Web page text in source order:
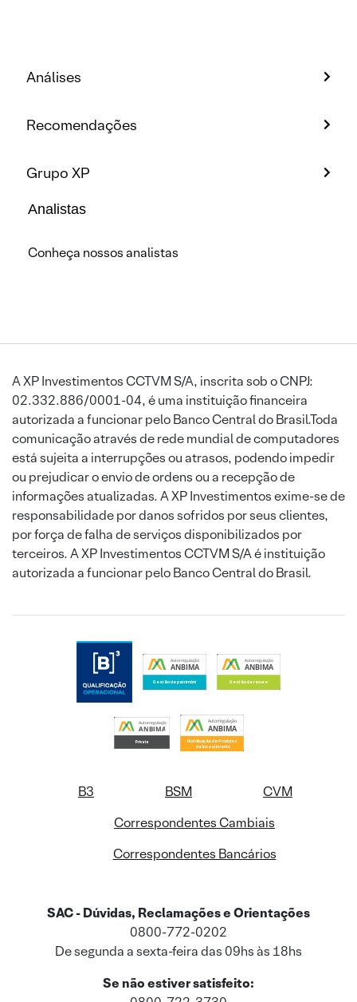
Análises
Recomendações
Grupo XP
Analistas
Conheça nossos analistas
A XP Investimentos CCTVM S/A, inscrita sob o CNPJ:
02.332.886/0001-04, é uma instituição financeira
autorizada a funcionar pelo Banco Central do Brasil.Toda
comunicação através de rede mundial de computadores
está sujeita a interrupções ou atrasos, podendo impedir
ou prejudicar o envio de ordens ou a recepção de
informações atualizadas. A XP Investimentos exime-se de
responsabilidade por danos sofridos por seus clientes,
por força de falha de serviços disponibilizados por
terceiros. A XP Investimentos CCTVM S/A é instituição
autorizada a funcionar pelo Banco Central do Brasil.
B3 BSM
CVM
Correspondentes Cambiais
Correspondentes Bancários
SAC - Dúvidas, Reclamações e Orientações
0800-772-0202
De segunda a sexta-feira das 09hs às 18hs
Se não estiver satisfeito: